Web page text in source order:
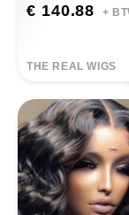
€ 140.88 +
THE REAL WIGS